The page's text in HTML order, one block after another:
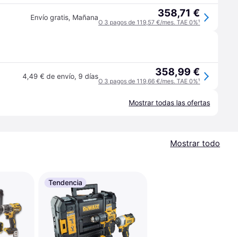
Envío gratis, Mañana 358,71 €
O 3 pagos de 119,57 €/mes. TAE 0%¹
4,49 € de envío, 9 días 358,99 €
O 3 pagos de 119,66 €/mes. TAE 0%¹
Mostrar todas las ofertas
Mostrar todo
Tendencia